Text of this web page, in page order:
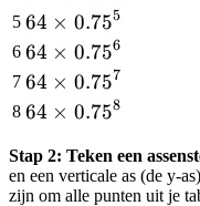
0.5625
\times
0.421875
64 \times
0.31640625
5 64
\times
0.75^5
64 × 0.755
6 64
\times
0.75^6
64 × 0.756
7 64
\times
64 × 0.757
8 64
0.75^8
64 × 0.758
Stap 2: Teken een
en een verticale as (de y-
zijn om alle punten uit je